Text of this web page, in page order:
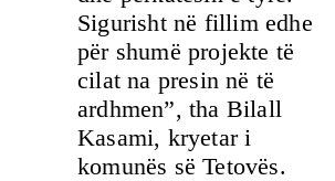
Sigurisht në fillim edhe
për shumë projekte të
cilat na presin në të
ardhmen”, tha Bilall
Kasami, kryetar i
komunës së Tetovës.